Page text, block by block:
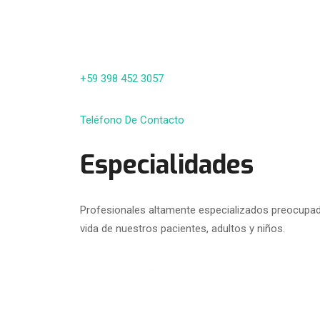
+59 398 452 3057
Teléfono De Contacto
Especialidades
Profesionales altamente especializados
vida de nuestros pacientes, adultos y niños.